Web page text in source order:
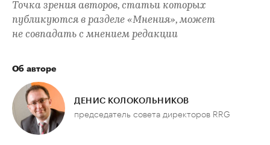
Точка зрения авторов, статьи которых
публикуются в разделе «Мнения», может
не совпадать с мнением редакции
Об авторе
ДЕНИС КОЛОКОЛЬНИКОВ
председатель совета директоров RRG